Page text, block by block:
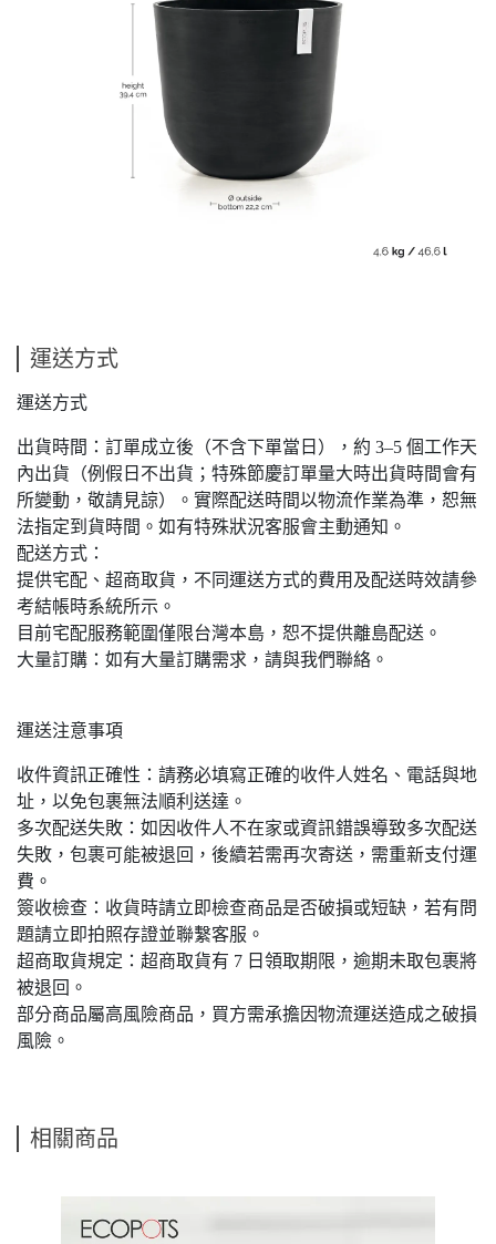
運送方式
運送方式
出貨時間：訂單成立後（不含下單當日），約 3–5 個工作天
內出貨（例假日不出貨；特殊節慶訂單量大時出貨時間會有
所變動，敬請見諒）。實際配送時間以物流作業為準，恕無
法指定到貨時間。如有特殊狀況客服會主動通知。
配送方式：
提供宅配、超商取貨，不同運送方式的費用及配送時效請參
考結帳時系統所示。
目前宅配服務範圍僅限台灣本島，恕不提供離島配送。
大量訂購：如有大量訂購需求，請與我們聯絡。
運送注意事項
收件資訊正確性：請務必填寫正確的收件人姓名、電話與地
址，以免包裹無法順利送達。
多次配送失敗：如因收件人不在家或資訊錯誤導致多次配送
失敗，包裹可能被退回，後續若需再次寄送，需重新支付運
費。
簽收檢查：收貨時請立即檢查商品是否破損或短缺，若有問
題請立即拍照存證並聯繫客服。
超商取貨規定：超商取貨有 7 日領取期限，逾期未取包裹將
被退回。
部分商品屬高風險商品，買方需承擔因物流運送造成之破損
風險。
相關商品